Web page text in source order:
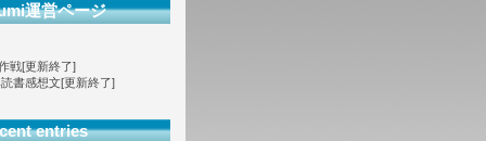
運営ページ
戦[更新終了]
書感想文[更新終了]
entries